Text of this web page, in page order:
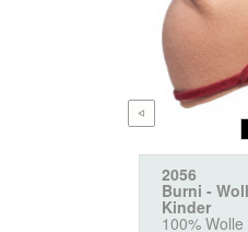
2056
Burni -
Kinder
100% Wolle